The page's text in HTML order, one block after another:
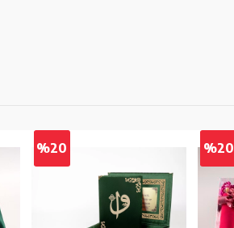
%20 %20